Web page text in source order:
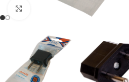
Натисніть, щоб збільшити